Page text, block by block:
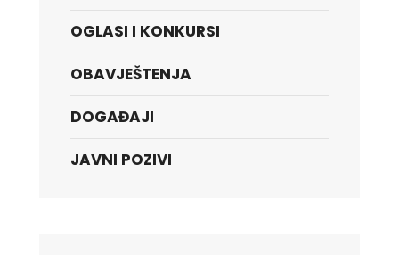
OGLASI I KONKURSI
OBAVJEŠTENJA
DOGAĐAJI
JAVNI POZIVI